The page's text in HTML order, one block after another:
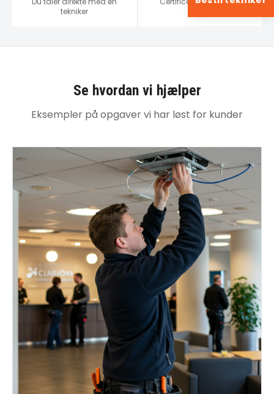
tekniker
Se hvordan vi hjælper
Eksempler på opgaver vi har løst for kunder